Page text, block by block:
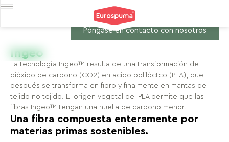
Póngase en contacto con nosotros
Ingeo
La tecnología Ingeo™ resulta de una transformación de
dióxido de carbono (CO2) en acido polilóctco (PLA), que
después se transforma en fibro y finalmente en mantas de
tejido no tejido. El origen vegetal del PLA permite que las
fibras Ingeo™ tengan una huella de carbono menor.
Una fibra compuesta enteramente por
materias primas sostenibles.